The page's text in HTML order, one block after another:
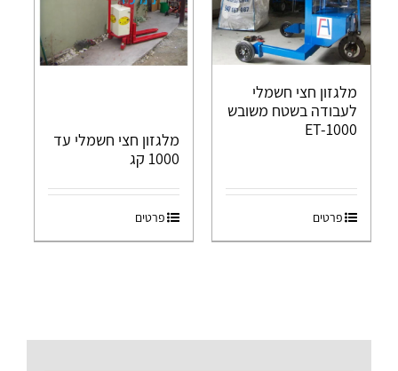
מלגזון חצי חשמלי
לעבודה בשטח משובש
ET-1000
פרטים
מלגזון חצי חשמלי עד
1000 קג
פרטים